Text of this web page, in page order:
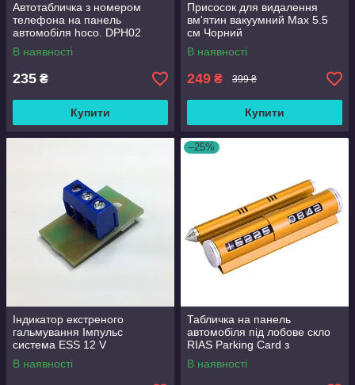
Автотабличка з номером
телефона на панель
автомобіля hoco. DPH02
Black
В наявності
235 ₴
Купити
Присосок для видалення
вм'ятин вакуумний Max 5.5
см Чорний
(RbMO8XA066NnFSFgFR1s)
В наявності
249 ₴ 399 ₴
Купити
Індикатор екстреного
гальмування Імпульс
система ESS 12 V
В наявності
–25%
Табличка на панель
автомобіля під лобове скло
RIAS Parking Card з
ароматизатором і склобоєм
(301389)
В наявності